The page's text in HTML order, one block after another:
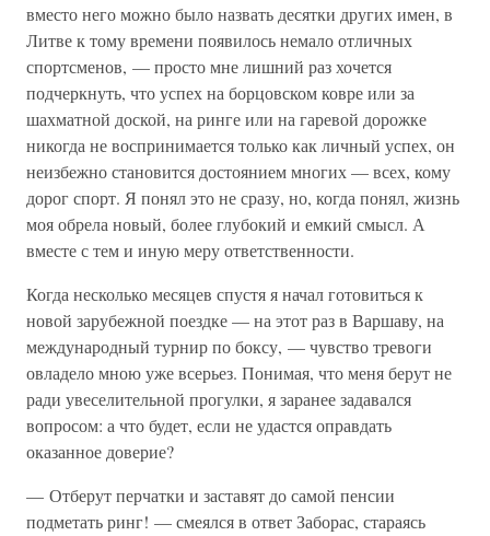
вместо него можно было назвать десятки других имен, в
Литве к тому времени появилось немало отличных
спортсменов, — просто мне лишний раз хочется
подчеркнуть, что успех на борцовском ковре или за
шахматной доской, на ринге или на гаревой дорожке
никогда не воспринимается только как личный успех, он
неизбежно становится достоянием многих — всех, кому
дорог спорт. Я понял это не сразу, но, когда понял, жизнь
моя обрела новый, более глубокий и емкий смысл. А
вместе с тем и иную меру ответственности.
Когда несколько месяцев спустя я начал готовиться к
новой зарубежной поездке — на этот раз в Варшаву, на
международный турнир по боксу, — чувство тревоги
овладело мною уже всерьез. Понимая, что меня берут не
ради увеселительной прогулки, я заранее задавался
вопросом: а что будет, если не удастся оправдать
оказанное доверие?
— Отберут перчатки и заставят до самой пенсии
подметать ринг! — смеялся в ответ Заборас, стараясь